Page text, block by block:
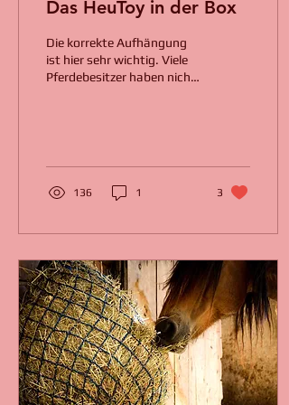
Das HeuToy in der Box
Die korrekte Aufhängung
ist hier sehr wichtig. Viele
Pferdebesitzer haben nicht
136 1 3